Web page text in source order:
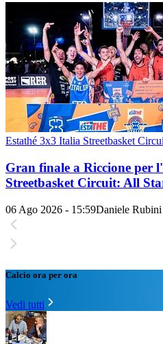
Estathé 3x3 Italia Streetbasket
Gran finale a Riccione per
Streetbasket Circuit: All
06 Ago 2026 - 15:59Daniele Rubini
Calcio ora per ora
Vedi tutti